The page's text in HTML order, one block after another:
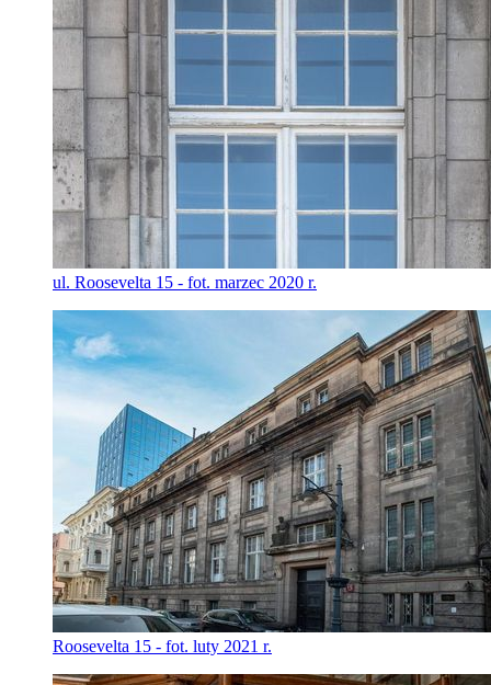
ul. Roosevelta 15 - fot. marzec 2020 r.
Roosevelta 15 - fot. luty 2021 r.